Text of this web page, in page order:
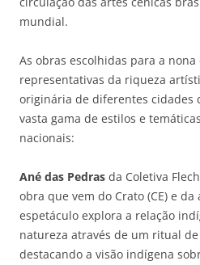
mundial.
As obras escolhidas para a
representativas da riqueza
originária de diferentes cidades
vasta gama de estilos e
nacionais:
Ané das Pedras da Coletiva
obra que vem do Crato (CE) e da
espetáculo explora a relação
natureza através de um ritual
destacando a visão indígena